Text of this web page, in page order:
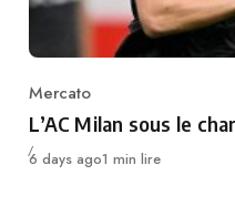
Category
Mercato
L’AC Milan sous le
Publié
6 days ago1 min lire